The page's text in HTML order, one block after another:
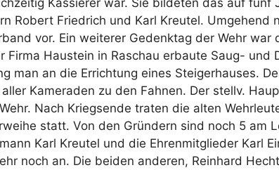
Robert Friedrich und Karl Kreutel. Umgehend
vor. Ein weiterer Gedenktag der Wehr war
Firma Haustein in Raschau erbaute Saug- und
man an die Errichtung eines Steigerhauses.
Kameraden zu den Fahnen. Der stellv.
Nach Kriegsende traten die alten
statt. Von den Gründern sind noch 5 am
Karl Kreutel und die Ehrenmitglieder Karl
noch an. Die beiden anderen, Reinhard